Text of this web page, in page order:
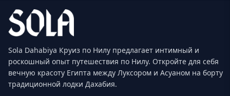
Sola Dahabiya Круиз по Нилу предлагает интимный и
роскошный опыт путешествия по Нилу. Откройте для себя
вечную красоту Египта между Луксором и Асуаном на борту
традиционной лодки Дахабия.